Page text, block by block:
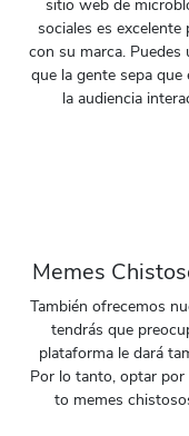
Preview
sitio web de
sociales es
con su marca.
que la gente sepa
la audiencia
Memes
También ofrecemos
tendrás que
plataforma le dará
Por lo tanto, optar por
to memes